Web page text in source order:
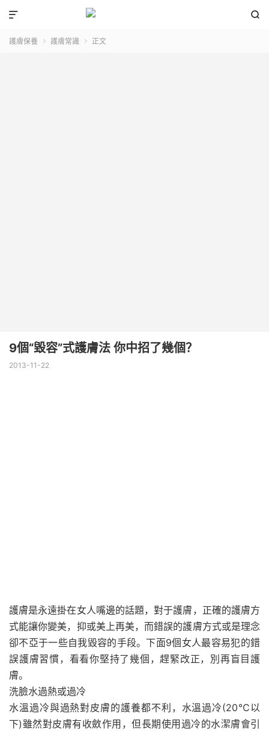


護膚保養  護膚常識  正文
9個“毀容”式護膚法 你中招了幾個？
2013-11-22
護膚是永遠掛在女人嘴邊的話題，對于護膚，正確的護膚方
式能讓你變美，抑或美上再美，而錯誤的護膚方式或是理念
卻不亞于一些自我毀容的手段。下面9個女人最容易犯的錯
誤護膚習慣，看看你堅持了幾個，趕緊改正，別再盲目護
膚。
洗臉水過熱或過冷
水溫過冷與過熱對皮膚的護養都不利，水溫過冷(20℃以
下)雖然對皮膚有收斂作用，但長期使用過冷的水潔膚會引